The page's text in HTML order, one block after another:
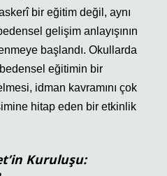
bir eğitim değil, aynı
gelişim anlayışının
başlandı. Okullarda
eğitimin bir
idman kavramını çok
hitap eden bir etkinlik
Kuruluşu: